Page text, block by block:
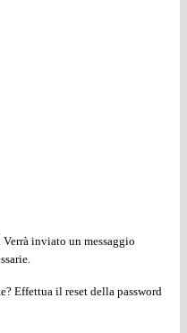
Verrà inviato un messaggio
Effettua il reset della password